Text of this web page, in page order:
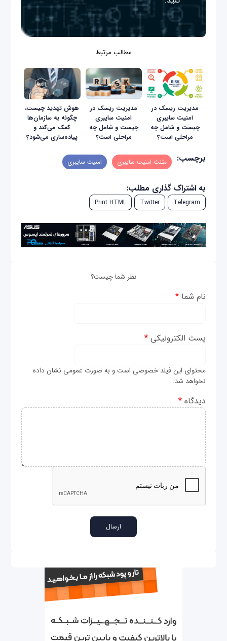
مطالب مرتبط
مدیریت ریسک در
امنیت سایبری
چیست و شامل چه
مراحلی است؟
مدیریت ریسک در
امنیت سایبری
چیست و شامل چه
مراحلی است؟
هوش تهدید چیست،
چگونه به سازمان‌ها
کمک می‌کند و
پیاده‌سازی می‌شود؟
برچسب: مثلث امنیت سایبری امنیت سایبری
به اشتراک گذاری مطلب:
Telegram
Twitter
Print HTML
نظر شما چیست؟
نام شما*
پست الکترونیکی*
محتوای این فیلد خصوصی است و به صورت عمومی نشان داده
نخواهد شد.
دیدگاه*